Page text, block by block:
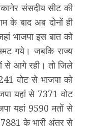
संसदीय सीट की
के बाद अब दोनों ही
भाजपा इस बात को
गये। जबकि राज्य
से आगे रही। तो जिले
वोट से भाजपा को
यहां से 7371 वोट
यहां 9590 मतों से
के भारी अंतर से